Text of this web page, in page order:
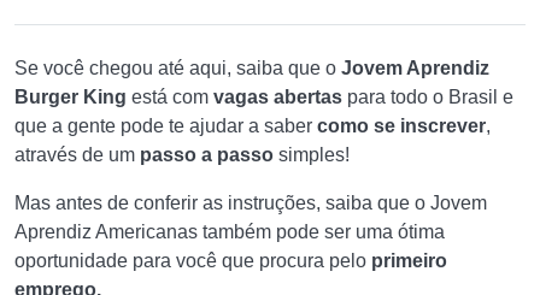
Se você chegou até aqui, saiba que o Jovem Aprendiz
Burger King está com vagas abertas para todo o Brasil e
que a gente pode te ajudar a saber como se inscrever,
através de um passo a passo simples!
Mas antes de conferir as instruções, saiba que o Jovem
Aprendiz Americanas também pode ser uma ótima
oportunidade para você que procura pelo primeiro
emprego.